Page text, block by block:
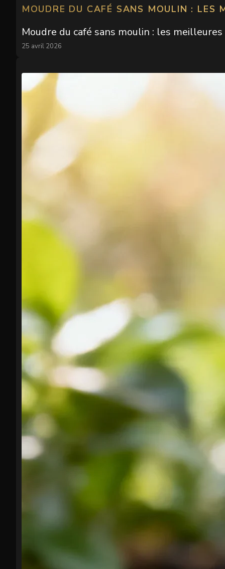
MOUDRE DU CAFÉ SANS MOULIN : LES
Moudre du café sans moulin : les
25 avril 2026